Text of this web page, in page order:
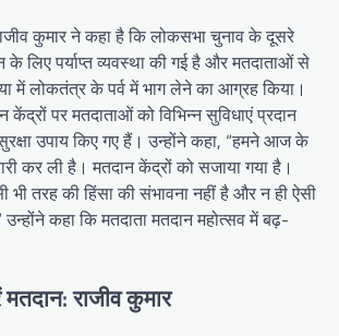
कुमार ने कहा है कि लोकसभा चुनाव के दूसरे
लिए पर्याप्त व्यवस्था की गई है और मतदाताओं से
में लोकतंत्र के पर्व में भाग लेने का आग्रह किया।
केंद्रों पर मतदाताओं को विभिन्न सुविधाएं प्रदान
उपाय किए गए हैं। उन्होंने कहा, “हमने आज के
कर ली है। मतदान केंद्रों को सजाया गया है।
भी तरह की हिंसा की संभावना नहीं है और न ही ऐसी
उन्होंने कहा कि मतदाता मतदान महोत्सव में बढ़-
राजीव कुमार